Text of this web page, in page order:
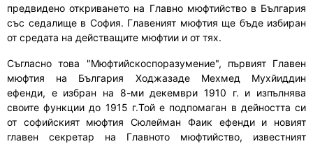
предвидено откриването на Главно мюфтийство в България
със седалище в София. Главеният мюфтия ще бъде избиран
от средата на действащите мюфтии и от тях.
Съгласно това "Мюфтийскоспоразумение", първият Главен
мюфтия на България Ходжазаде Мехмед Мухйиддин
ефенди, е избран на 8-мидекември 1910 г. и изпълнява
своите функции до 1915 г.Той е подпомаган в дейността си
от софийският мюфтия Сюлейман Фаик ефенди и новият
главен секретар на Главното мюфтийство, известният